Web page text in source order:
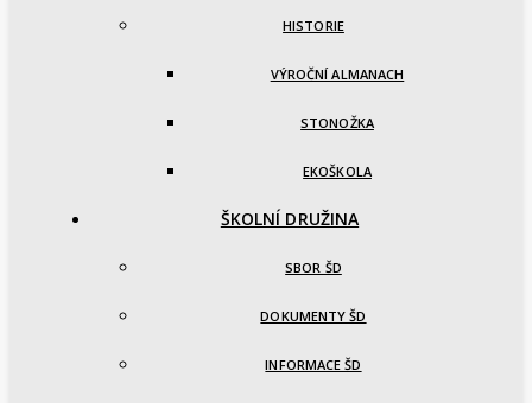
HISTORIE
VÝROČNÍ ALMANACH
STONOŽKA
EKOŠKOLA
ŠKOLNÍ DRUŽINA
SBOR ŠD
DOKUMENTY ŠD
INFORMACE ŠD